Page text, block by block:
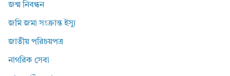
জন্ম নিবন্ধন
জমি জমা সংক্রান্ত ইস্যু
জাতীয় পরিচয়পত্র
নাগরিক সেবা